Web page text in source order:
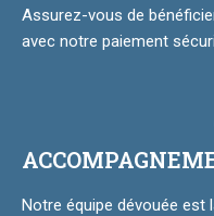
Assurez-vous de
avec notre paiement
Notre équipe dévouée est